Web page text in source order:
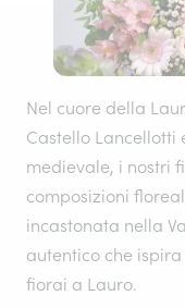
Nel cuore della
Castello Lancellotti
medievale, i nostri
composizioni
incastonata nella
autentico che
fiorai a Lauro.